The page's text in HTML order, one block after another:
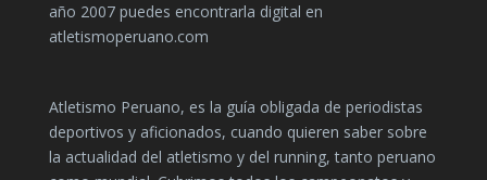
año 2007 puedes encontrarla digital en
atletismoperuano.com
Atletismo Peruano, es la guía obligada de periodistas
deportivos y aficionados, cuando quieren saber sobre
la actualidad del atletismo y del running, tanto peruano